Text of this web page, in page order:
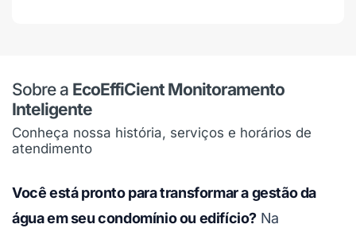
Sobre a EcoEffiCient Monitoramento
Inteligente
Conheça nossa história, serviços e horários de
atendimento
Você está pronto para transformar a gestão da
água em seu condomínio ou edifício? Na